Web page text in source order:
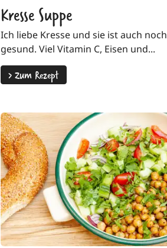
Kresse Suppe
Ich liebe Kresse und sie ist auch noch
gesund. Viel Vitamin C, Eisen und...
>Zum Rezept